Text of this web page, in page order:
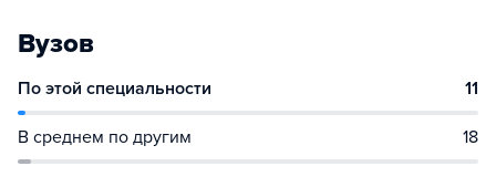
Вузов
По этой специальности 11
В среднем по другим 18